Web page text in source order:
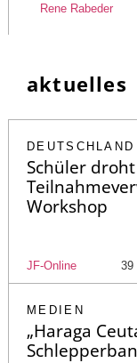
Rene Rabeder
aktuelles
DEUTSCHLAND
Schüler
Workshop
JF-Online 39
MEDIEN
„Haraga